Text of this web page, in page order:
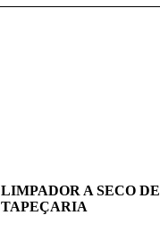
LIMPADOR A SECO DE
TAPEÇARIA